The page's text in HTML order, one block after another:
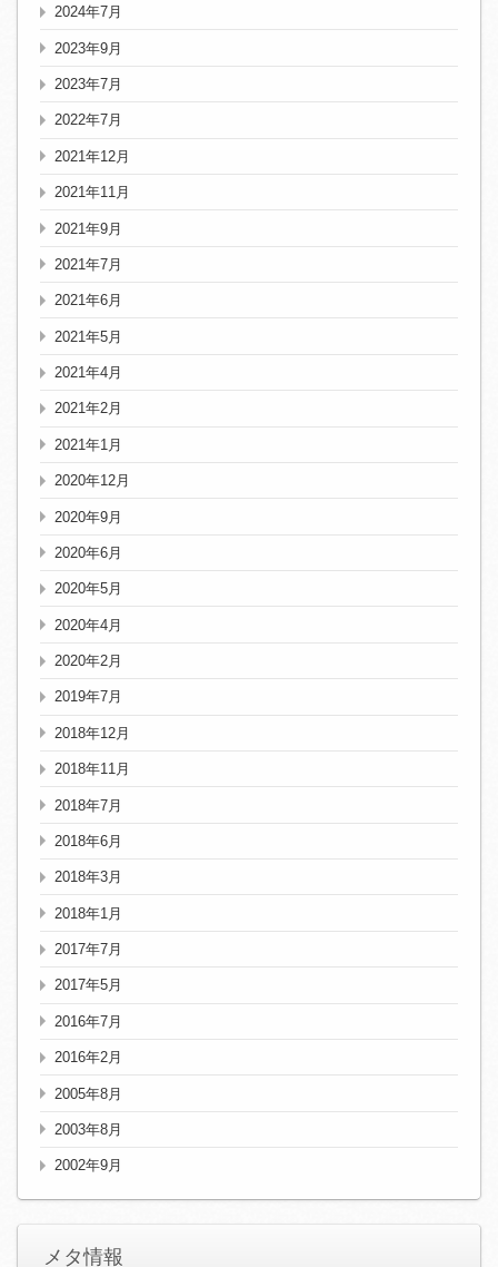
2024年7月
2023年9月
2023年7月
2022年7月
2021年12月
2021年11月
2021年9月
2021年7月
2021年6月
2021年5月
2021年4月
2021年2月
2021年1月
2020年12月
2020年9月
2020年6月
2020年5月
2020年4月
2020年2月
2019年7月
2018年12月
2018年11月
2018年7月
2018年6月
2018年3月
2018年1月
2017年7月
2017年5月
2016年7月
2016年2月
2005年8月
2003年8月
2002年9月
メタ情報